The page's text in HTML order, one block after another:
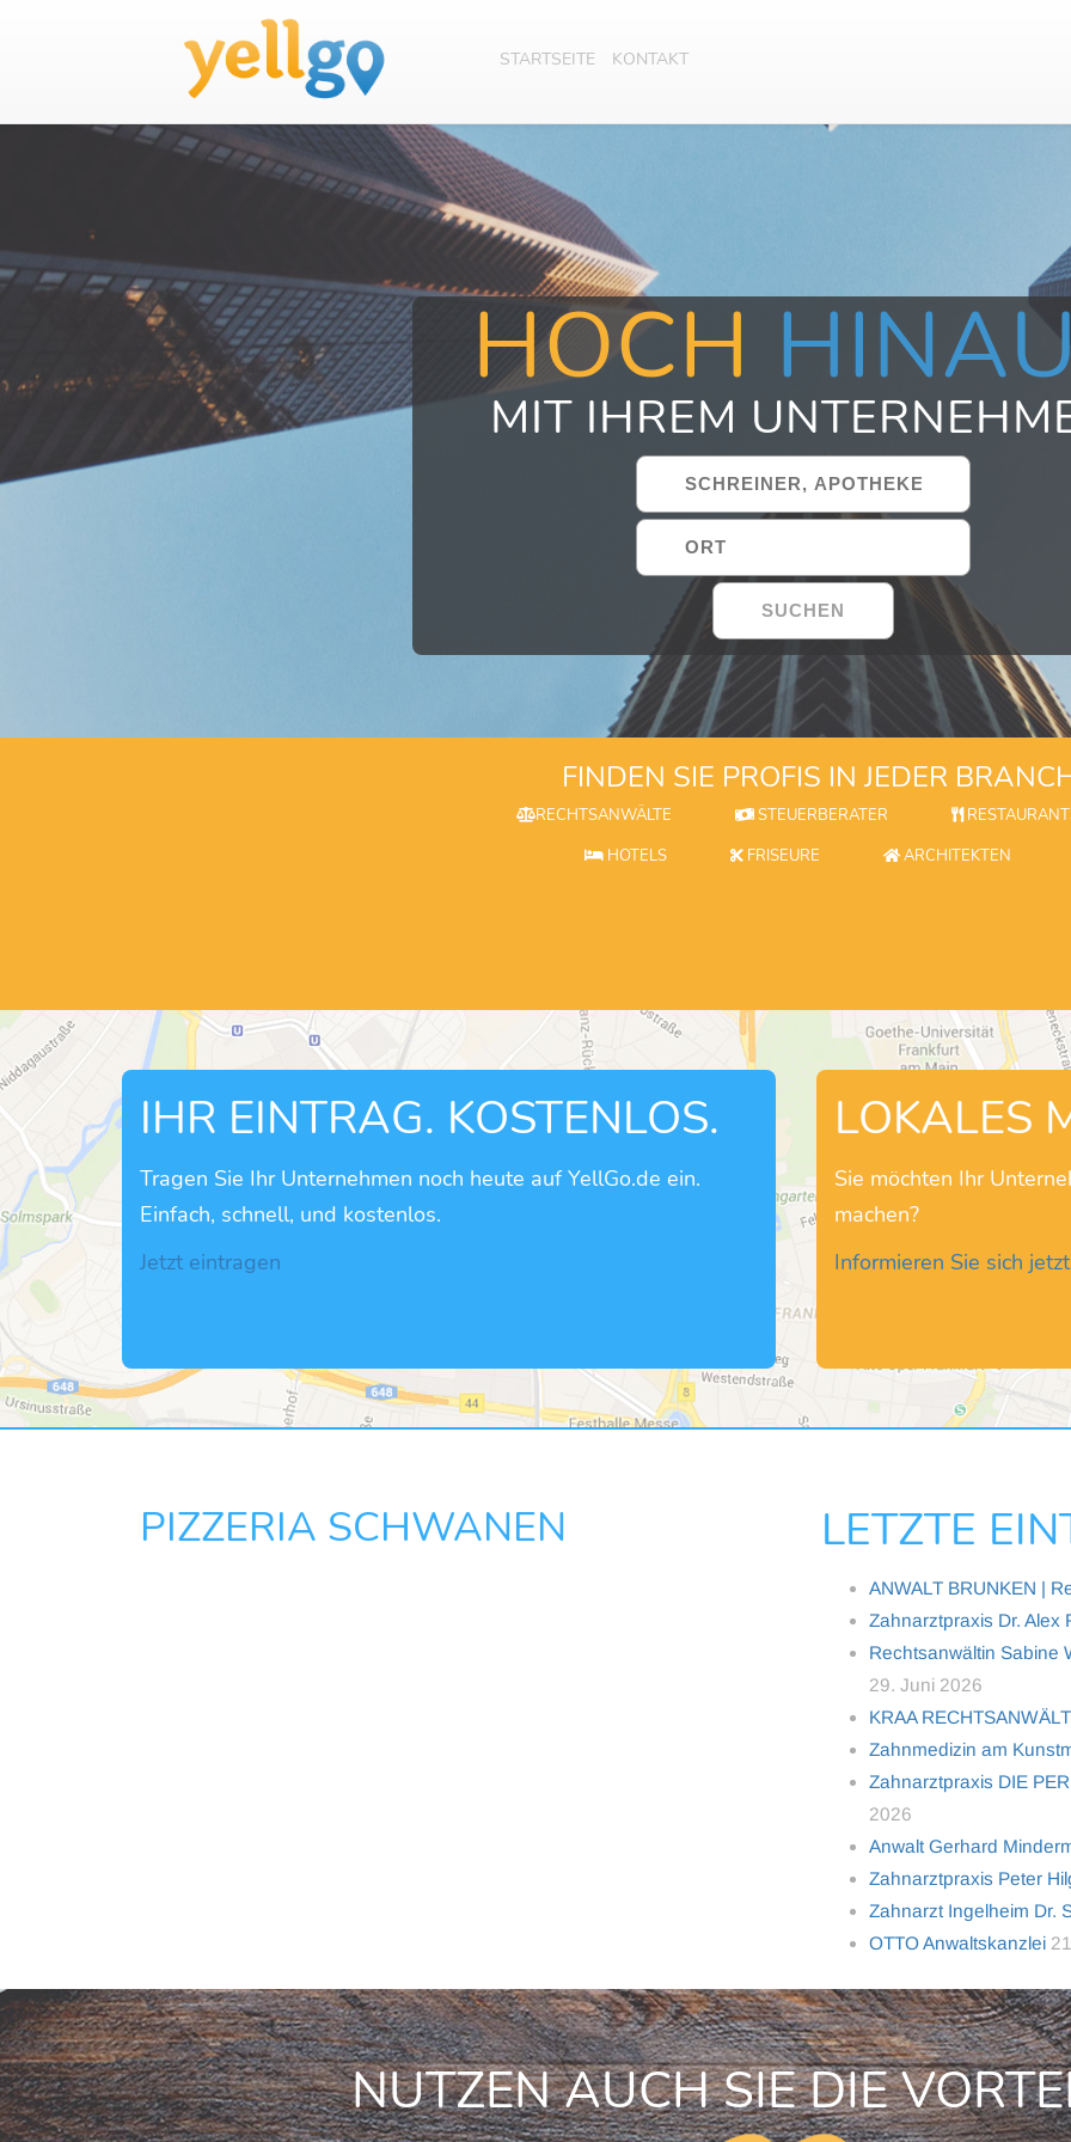
STARTSEITE KONTAKT
HOCH
MIT IHREM
FINDEN SIE PROFIS IN JEDER
RECHTSANWÄLTE STEUERBERATER
HOTELS
FRISEURE ARCHITEKTEN
IHR EINTRAG. KOSTENLOS.
Tragen Sie Ihr Unternehmen noch heute auf YellGo.de ein.
Einfach, schnell, und kostenlos.
Jetzt eintragen
LOKALES
Sie möchten Ihr
machen?
Informieren Sie sich jetzt
PIZZERIA SCHWANEN LETZTE
ANWALT BRUNKEN |
Zahnarztpraxis Dr. Alex
Rechtsanwältin Sabine
29. Juni 2026
KRAA
Zahnmedizin am
Zahnarztpraxis DIE
2026
Anwalt Gerhard
Zahnarztpraxis Peter
Zahnarzt Ingelheim Dr.
OTTO Anwaltskanzlei
NUTZEN AUCH SIE DIE